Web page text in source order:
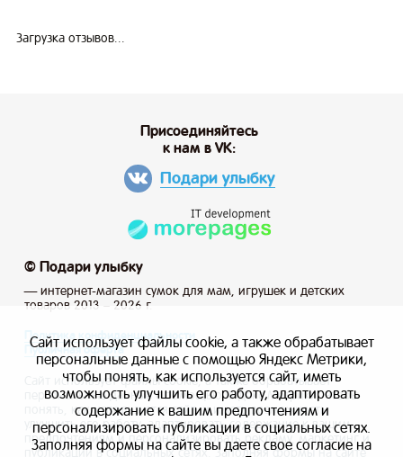
Загрузка отзывов...
© Подари улыбку
— интернет-магазин сумок для мам, игрушек и детских
товаров 2013 – 2026 г.
Присоединяйтесь
к нам в VK:
Подари улыбку
Политика конфиденциальности
Публичная оферта
Сайт использует файлы cookie, а также обрабатывает
персональные данные с помощью Яндекс Метрики, чтобы
понять, как используется сайт, и иметь возможность
улучшить его работу, адаптировать содержание к вашим
предпочтениям и персонализировать рекламу, маркетинг и
публикации в социальных сетях. Заполняя формы на сайте
Сайт использует файлы cookie, а также обрабатывает
персональные данные с помощью Яндекс Метрики,
чтобы понять, как используется сайт, иметь
возможность улучшить его работу, адаптировать
содержание к вашим предпочтениям и
персонализировать публикации в социальных сетях.
Заполняя формы на сайте вы даете свое согласие на